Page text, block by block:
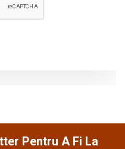
Pentru A Fi La